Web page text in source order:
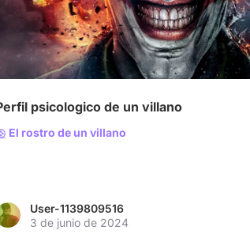
# Villanos encantadores # Desastre # Bélica
psicologico de un villano
El rostro de un villano
User-1139809516
3 de junio de 2024